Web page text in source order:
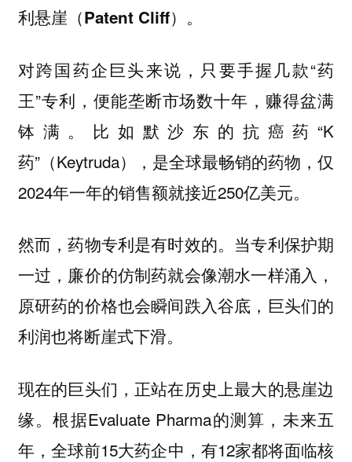
利悬崖（Patent Cliff）。
对跨国药企巨头来说，只要手握几款“药
王”专利，便能垄断市场数十年，赚得盆满
钵满。比如默沙东的抗癌药“K
药”（Keytruda），是全球最畅销的药物，仅
2024年一年的销售额就接近250亿美元。
然而，药物专利是有时效的。当专利保护期
一过，廉价的仿制药就会像潮水一样涌入，
原研药的价格也会瞬间跌入谷底，巨头们的
利润也将断崖式下滑。
现在的巨头们，正站在历史上最大的悬崖边
缘。根据Evaluate Pharma的测算，未来五
年，全球前15大药企中，有12家都将面临核